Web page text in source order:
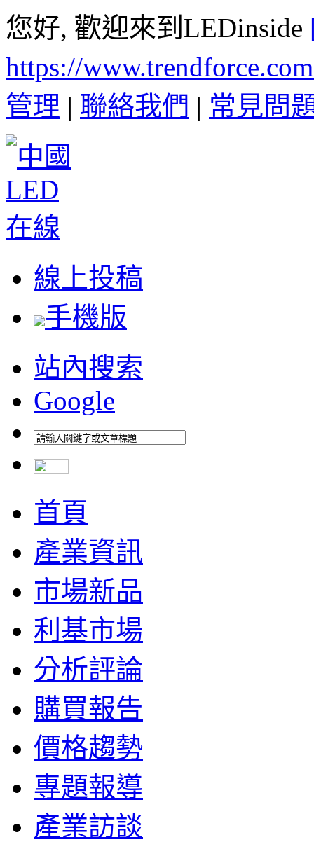
您好, 歡迎來到LEDinside
https://
管理 | 聯絡我們 | 常見問
線上投稿
手機版
站內搜索
Google
首頁
產業資訊
市場新品
利基市場
分析評論
購買報告
價格趨勢
專題報導
產業訪談